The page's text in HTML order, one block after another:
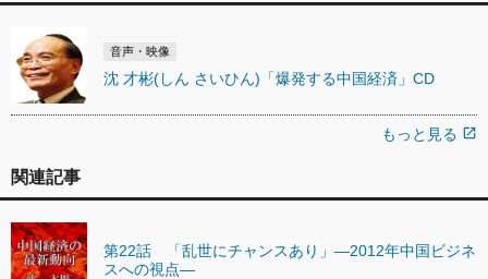
音声・映像
沈 才彬(しん さいひん)「爆発する中国経済」CD
もっと見る open_in_new
関連記事
第22話 「乱世にチャンスあり」―2012年中国ビジネ
スへの視点―